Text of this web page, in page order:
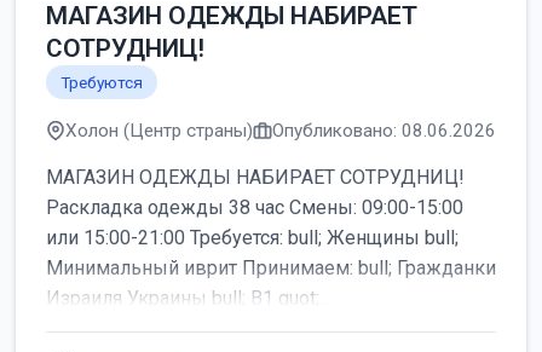
МАГАЗИН ОДЕЖДЫ НАБИРАЕТ
СОТРУДНИЦ!
Требуются
Холон (Центр страны) Опубликовано: 08.06.2026
МАГАЗИН ОДЕЖДЫ НАБИРАЕТ СОТРУДНИЦ!
Раскладка одежды 38 час Смены: 09:00-15:00
или 15:00-21:00 Требуется: bull; Женщины bull;
Минимальный иврит Принимаем: bull; Гражданки
Израиля Украины bull; B1 quot;...